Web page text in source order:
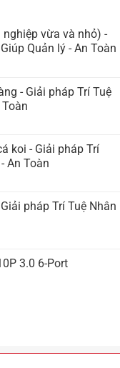
nghiệp vừa và nhỏ) -
Quản lý - An Toàn
- Giải pháp Trí Tuệ
koi - Giải pháp Trí
An Toàn
pháp Trí Tuệ Nhân
3.0 6-Port